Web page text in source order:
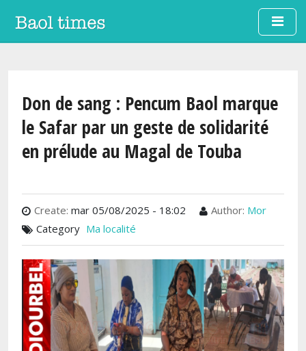
Aller au contenu principal
Don de sang : Pencum Baol marque
le Safar par un geste de solidarité
en prélude au Magal de Touba
Create: mar 05/08/2025 - 18:02 Author: Mor
Category Ma localité